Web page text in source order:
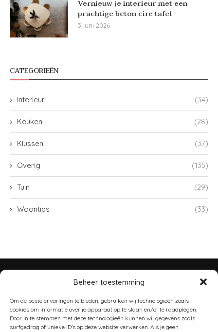
Beheer toestemming
Om de beste ervaringen te bieden, gebruiken wij technologieën zoals
cookies om informatie over je apparaat op te slaan en/of te raadplegen.
Door in te stemmen met deze technologieën kunnen wij gegevens zoals
surfgedrag of unieke ID's op deze website verwerken. Als je geen
Vernieuw je interieur met een
prachtige beton cire tafel
3 juni 2026
CATEGORIEËN
Interieur (34)
Keuken (28)
Klussen (37)
Overig (135)
Tuin (29)
Woontips (33)
@2020 - All Right Reserved. Designed and Developed byPenciDesign